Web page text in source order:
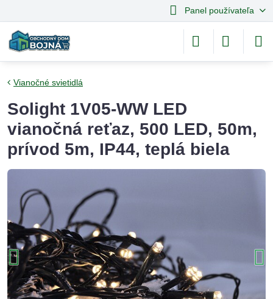
Panel používateľa
Vianočné svietidlá
Solight 1V05-WW LED
vianočná reťaz, 500 LED, 50m,
prívod 5m, IP44, teplá biela